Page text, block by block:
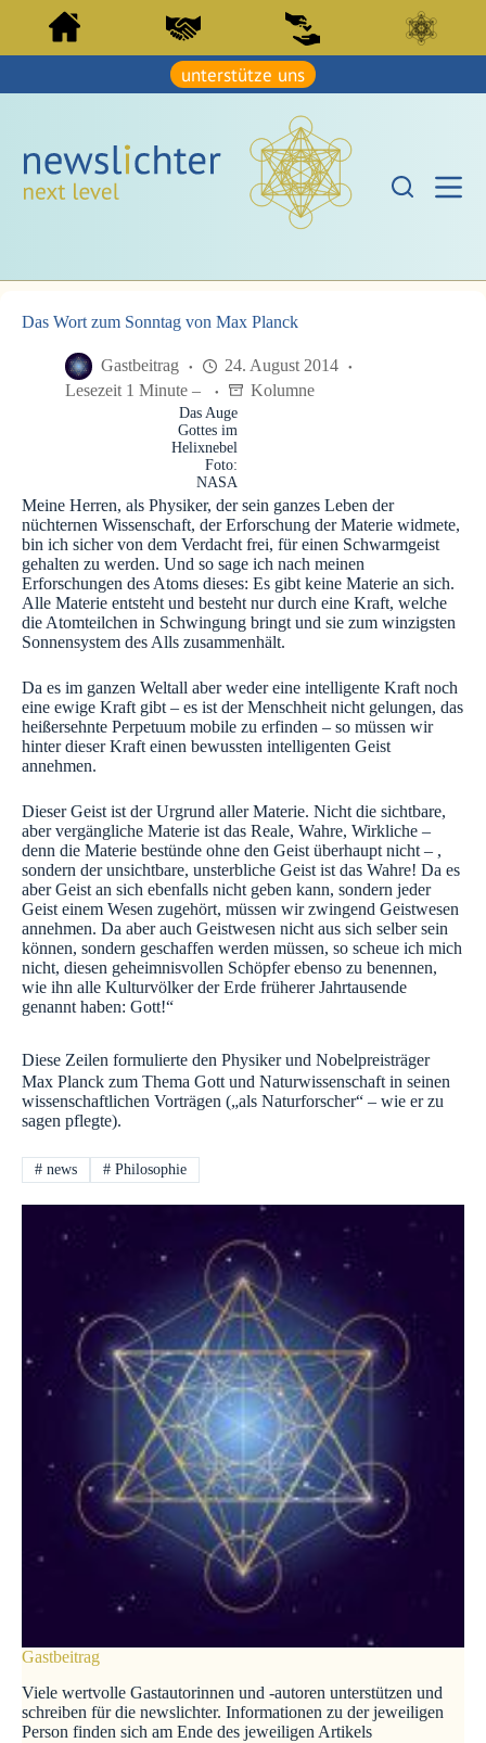
m
n
l
t
s
e
n
g
unterstütze uns
Das Wort zum Sonntag von Max Planck
Gastbeitrag
24. August 2014
Lesezeit 1 Minute –
Kolumne
Das Auge
Gottes im
Helixnebel
Foto:
NASA
Meine Herren, als Physiker, der sein ganzes Leben der
nüchternen Wissenschaft, der Erforschung der Materie widmete,
bin ich sicher von dem Verdacht frei, für einen Schwarmgeist
gehalten zu werden. Und so sage ich nach meinen
Erforschungen des Atoms dieses: Es gibt keine Materie an sich.
Alle Materie entsteht und besteht nur durch eine Kraft, welche
die Atomteilchen in Schwingung bringt und sie zum winzigsten
Sonnensystem des Alls zusammenhält.
Da es im ganzen Weltall aber weder eine intelligente Kraft noch
eine ewige Kraft gibt – es ist der Menschheit nicht gelungen, das
heißersehnte Perpetuum mobile zu erfinden – so müssen wir
hinter dieser Kraft einen bewussten intelligenten Geist
annehmen.
Dieser Geist ist der Urgrund aller Materie. Nicht die sichtbare,
aber vergängliche Materie ist das Reale, Wahre, Wirkliche –
denn die Materie bestünde ohne den Geist überhaupt nicht – ,
sondern der unsichtbare, unsterbliche Geist ist das Wahre! Da es
aber Geist an sich ebenfalls nicht geben kann, sondern jeder
Geist einem Wesen zugehört, müssen wir zwingend Geistwesen
annehmen. Da aber auch Geistwesen nicht aus sich selber sein
können, sondern geschaffen werden müssen, so scheue ich mich
nicht, diesen geheimnisvollen Schöpfer ebenso zu benennen,
wie ihn alle Kulturvölker der Erde früherer Jahrtausende
genannt haben: Gott!“
Diese Zeilen formulierte den Physiker und Nobelpreisträger
Max Planck zum Thema Gott und Naturwissenschaft in seinen
wissenschaftlichen Vorträgen („als Naturforscher“ – wie er zu
sagen pflegte).
#news #Philosophie
Gastbeitrag
Viele wertvolle Gastautorinnen und -autoren unterstützen und
schreiben für die newslichter. Informationen zu der jeweiligen
Person finden sich am Ende des jeweiligen Artikels